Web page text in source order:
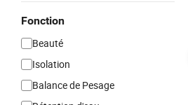
Fonction
Beauté
Isolation
Balance de Pesage